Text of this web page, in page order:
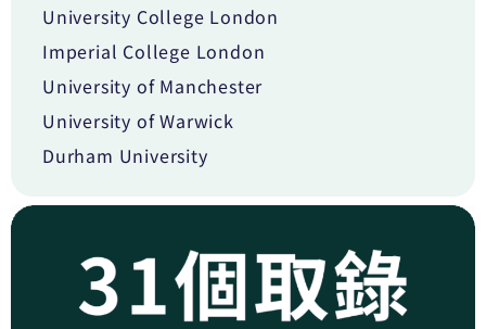
University College London
Imperial College London
University of Manchester
University of Warwick
Durham University